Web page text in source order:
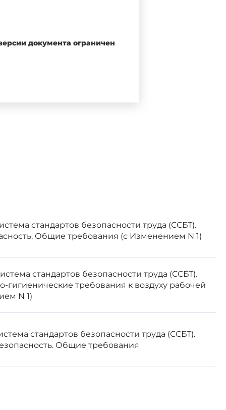
монтажных работ,
воздуха в рабочей зоне;
не должны превышать норм,
документа ограничен
стандартов безопасности труда (ССБТ).
Общие требования (с Изменением N 1)
стандартов безопасности труда (ССБТ).
гигиенические требования к воздуху рабочей
N 1)
стандартов безопасности труда (ССБТ).
Общие требования